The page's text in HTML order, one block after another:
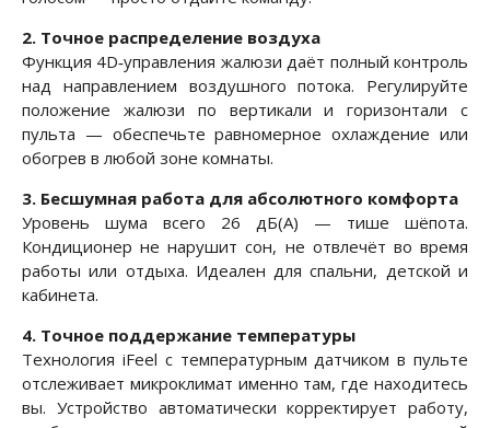
2. Точное распределение воздуха
Функция 4D‑управления жалюзи даёт полный контроль
над направлением воздушного потока. Регулируйте
положение жалюзи по вертикали и горизонтали с
пульта — обеспечьте равномерное охлаждение или
обогрев в любой зоне комнаты.
3. Бесшумная работа для абсолютного комфорта
Уровень шума всего 26 дБ(А) — тише шёпота.
Кондиционер не нарушит сон, не отвлечёт во время
работы или отдыха. Идеален для спальни, детской и
кабинета.
4. Точное поддержание температуры
Технология iFeel с температурным датчиком в пульте
отслеживает микроклимат именно там, где находитесь
вы. Устройство автоматически корректирует работу,